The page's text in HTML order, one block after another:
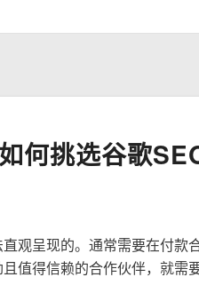
何挑选谷歌
呈现的。通常需要在付款
得信赖的合作伙伴，就需